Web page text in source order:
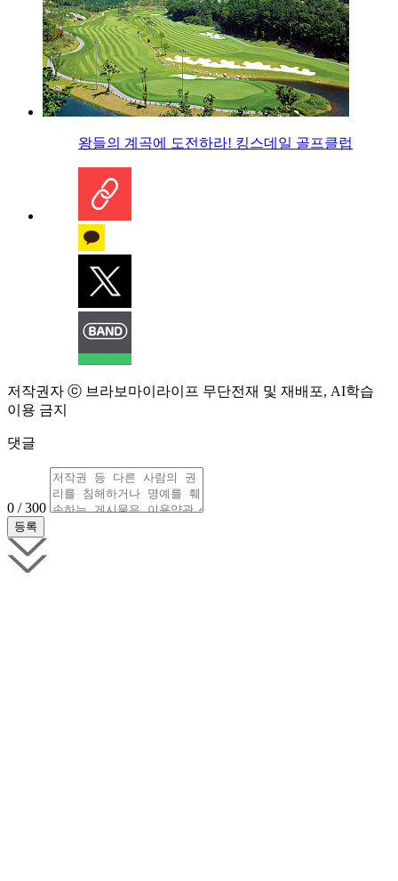
왕들의 계곡에 도전하라! 킹스데일 골프클럽
저작권자 ⓒ 브라보마이라이프 무단전재 및 재배포, AI학습
이용 금지
댓글
0 / 300